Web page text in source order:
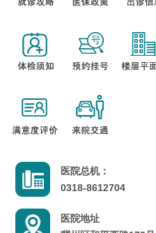
医院地址
医院总机：
0318-8612704